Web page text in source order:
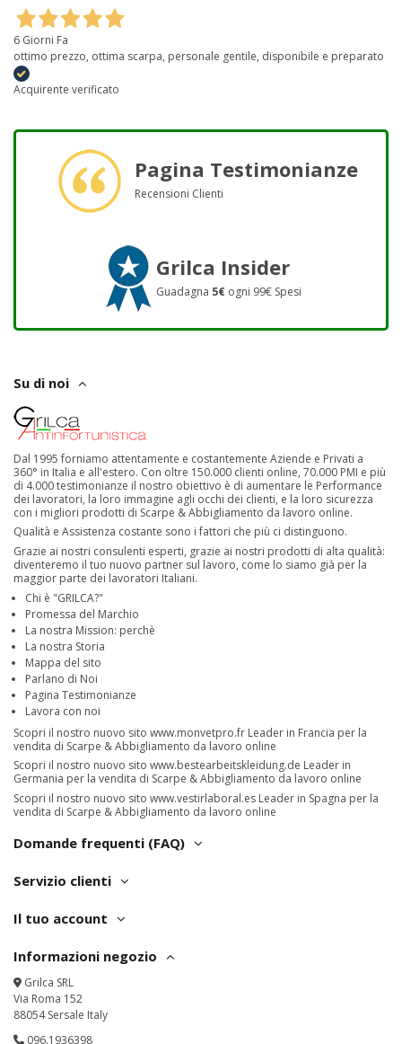
6 Giorni Fa
ottimo prezzo, ottima scarpa, personale gentile, disponibile e preparato
Acquirente verificato
Pagina Testimonianze
Recensioni Clienti
Grilca Insider
Guadagna 5€ ogni 99€ Spesi
Su di noi
Dal 1995 forniamo attentamente e costantemente Aziende e Privati a
360° in Italia e all'estero. Con oltre 150.000 clienti online, 70.000 PMI e più
di 4.000 testimonianze il nostro obiettivo è di aumentare le Performance
dei lavoratori, la loro immagine agli occhi dei clienti, e la loro sicurezza
con i migliori prodotti di Scarpe & Abbigliamento da lavoro online.
Qualità e Assistenza costante sono i fattori che più ci distinguono.
Grazie ai nostri consulenti esperti, grazie ai nostri prodotti di alta qualità:
diventeremo il tuo nuovo partner sul lavoro, come lo siamo già per la
maggior parte dei lavoratori Italiani.
Chi è "GRILCA?"
Promessa del Marchio
La nostra Mission: perchè
La nostra Storia
Mappa del sito
Parlano di Noi
Pagina Testimonianze
Lavora con noi
Scopri il nostro nuovo sito www.monvetpro.fr Leader in Francia per la
vendita di Scarpe & Abbigliamento da lavoro online
Scopri il nostro nuovo sito www.bestearbeitskleidung.de Leader in
Germania per la vendita di Scarpe & Abbigliamento da lavoro online
Scopri il nostro nuovo sito www.vestirlaboral.es Leader in Spagna per la
vendita di Scarpe & Abbigliamento da lavoro online
Domande frequenti (FAQ)
Servizio clienti
Il tuo account
Informazioni negozio
Grilca SRL
Via Roma 152
88054 Sersale Italy
096.1936398